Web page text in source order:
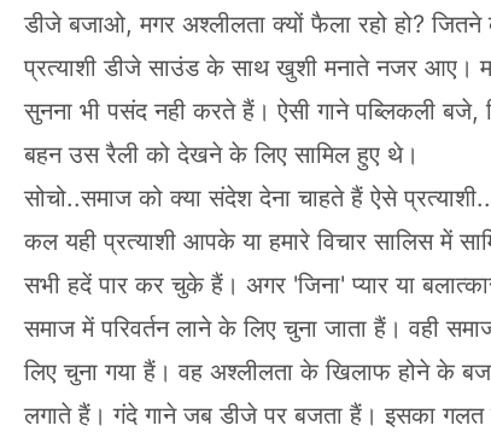
डीजे बजाओ, मगर अश्लीलता क्यों फैला रहो हो?
प्रत्याशी डीजे साउंड के साथ खुशी मनाते नजर आए।
सुनना भी पसंद नही करते हैं। ऐसी गाने पब्लिकली
बहन उस रैली को देखने के लिए सामिल हुए थे।
सोचो..समाज को क्या संदेश देना चाहते हैं ऐसे प्रत्याशी..
कल यही प्रत्याशी आपके या हमारे विचार सालिस में
सभी हदें पार कर चुके हैं। अगर 'जिना' प्यार या
समाज में परिवर्तन लाने के लिए चुना जाता हैं। वही
लिए चुना गया हैं। वह अश्लीलता के खिलाफ होने के
लगाते हैं। गंदे गाने जब डीजे पर बजता हैं। इसका